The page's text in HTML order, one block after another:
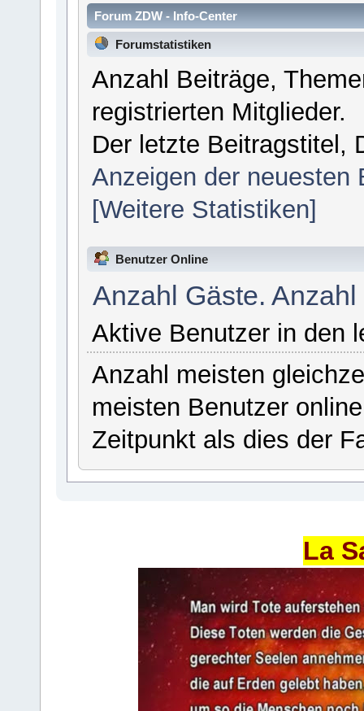
Forum ZDW - Info-Center
Forumstatistiken
Anzahl Beiträge,
registrierten Mitglieder.
Der letzte Beitragstitel,
Anzeigen der neuesten
[Weitere Statistiken]
Benutzer Online
Anzahl Gäste.
Aktive Benutzer in den
Anzahl meisten
meisten Benutzer
Zeitpunkt als dies der
La